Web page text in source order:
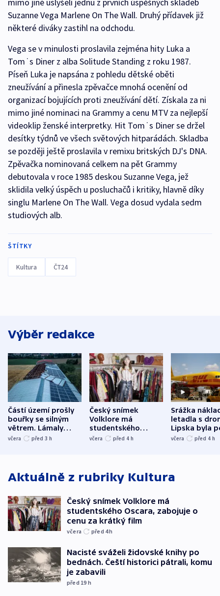
Suzanne Vega Marlene On The Wall. Druhý přídavek již
některé diváky zastihl na odchodu.
Vega se v minulosti proslavila zejména hity Luka a
Tom˙s Diner z alba Solitude Standing z roku 1987.
Píseň Luka je napsána z pohledu dětské oběti
zneužívání a přinesla zpěvačce mnohá ocenění od
organizací bojujících proti zneužívání dětí. Získala za ni
mimo jiné nominaci na Grammy a cenu MTV za nejlepší
videoklip ženské interpretky. Hit Tom˙s Diner se držel
desítky týdnů ve všech světových hitparádách. Skladba
se později ještě proslavila v remixu britských DJ's DNA.
Zpěvačka nominovaná celkem na pět Grammy
debutovala v roce 1985 deskou Suzanne Vega, jež
sklidila velký úspěch u posluchačů i kritiky, hlavně díky
singlu Marlene On The Wall. Vega dosud vydala sedm
studiových alb.
ŠTÍTKY
Kultura ČT24
Výběr redakce
Částí území prošly
bouřky se silným
větrem. Lámaly
stromy a poničily
včera před 3 h
Český snímek
Volklore má
studentského
Oscara, zabojuje o
včera před 4 h
Srážka
letadla s
Lipska byla
německého
včera před 4 h
Aktuálně z rubriky Kultura
Český snímek Volklore má
studentského Oscara, zabojuje o
cenu za krátký film
včera před 4h
Nacisté sváželi židovské knihy po
bednách. Čeští historici pátrali, komu
je zabavili
před 19 h